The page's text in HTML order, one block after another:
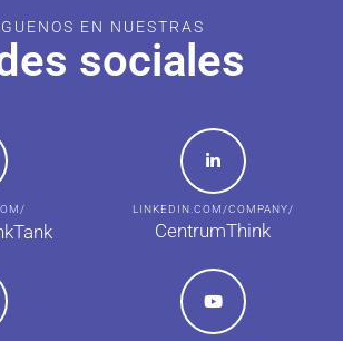
EN NUESTRAS
sociales
LINKEDIN.COM/COMPANY/
CentrumThink